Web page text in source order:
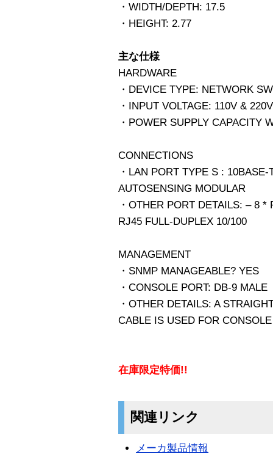
・WIDTH/DEPTH: 17.5
・HEIGHT: 2.77
主な仕様
HARDWARE
・DEVICE TYPE: NETWORK
・INPUT VOLTAGE: 110V & 220V
・POWER SUPPLY CAPACITY
CONNECTIONS
・LAN PORT TYPE S :
AUTOSENSING MODULAR
・OTHER PORT DETAILS: – 8
RJ45 FULL-DUPLEX 10/100
MANAGEMENT
・SNMP MANAGEABLE? YES
・CONSOLE PORT: DB-9 MALE
・OTHER DETAILS: A
CABLE IS USED FOR
在庫限定特価!!
関連リンク
メーカ製品情報